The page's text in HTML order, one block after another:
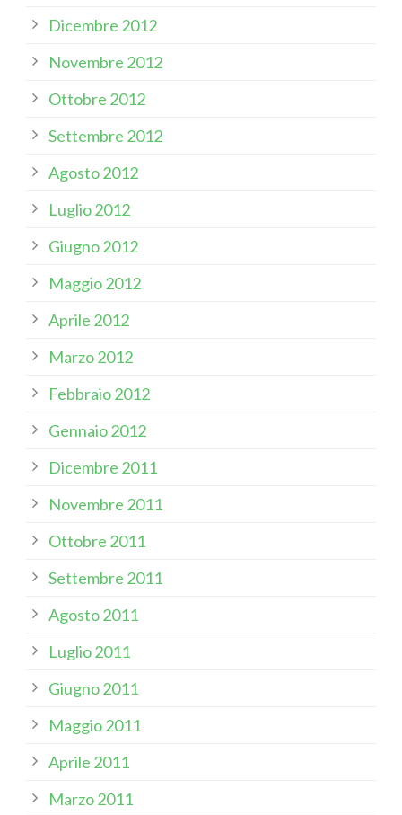
Dicembre 2012
Novembre 2012
Ottobre 2012
Settembre 2012
Agosto 2012
Luglio 2012
Giugno 2012
Maggio 2012
Aprile 2012
Marzo 2012
Febbraio 2012
Gennaio 2012
Dicembre 2011
Novembre 2011
Ottobre 2011
Settembre 2011
Agosto 2011
Luglio 2011
Giugno 2011
Maggio 2011
Aprile 2011
Marzo 2011